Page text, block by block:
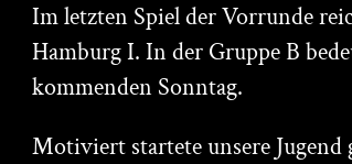
Im letzten Spiel der Vorrunde
Hamburg I. In der Gruppe B
kommenden Sonntag.
Motiviert startete unsere Jugend